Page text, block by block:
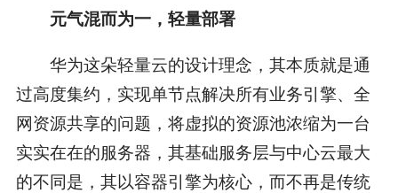
元气混而为一，轻量部署
华为这朵轻量云的设计理念，其本质就是通
过高度集约，实现单节点解决所有业务引擎、全
网资源共享的问题，将虚拟的资源池浓缩为一台
实实在在的服务器，其基础服务层与中心云最大
的不同是，其以容器引擎为核心，而不再是传统